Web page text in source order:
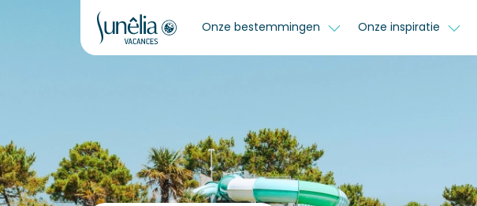
Onze bestemmingen Onze inspiratie